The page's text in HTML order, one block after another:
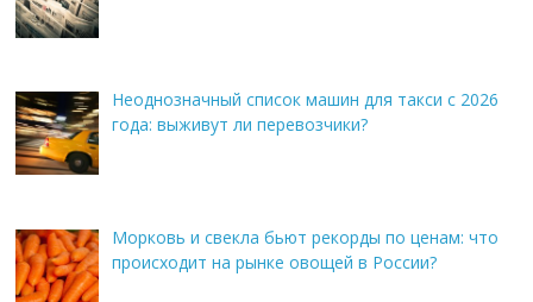
Неоднозначный список машин для такси с 2026
года: выживут ли перевозчики?
Морковь и свекла бьют рекорды по ценам: что
происходит на рынке овощей в России?